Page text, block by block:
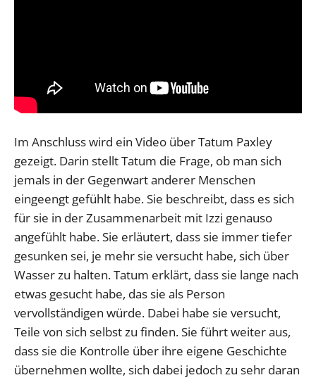
Im Anschluss wird ein Video über Tatum Paxley
gezeigt. Darin stellt Tatum die Frage, ob man sich
jemals in der Gegenwart anderer Menschen
eingeengt gefühlt habe. Sie beschreibt, dass es sich
für sie in der Zusammenarbeit mit Izzi genauso
angefühlt habe. Sie erläutert, dass sie immer tiefer
gesunken sei, je mehr sie versucht habe, sich über
Wasser zu halten. Tatum erklärt, dass sie lange nach
etwas gesucht habe, das sie als Person
vervollständigen würde. Dabei habe sie versucht,
Teile von sich selbst zu finden. Sie führt weiter aus,
dass sie die Kontrolle über ihre eigene Geschichte
übernehmen wollte, sich dabei jedoch zu sehr daran